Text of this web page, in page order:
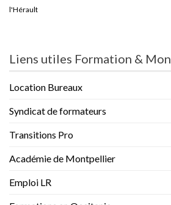
l'Hérault
Liens utiles Formation &
Location Bureaux
Syndicat de formateurs
Transitions Pro
Académie de Montpellier
Emploi LR